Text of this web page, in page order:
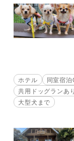
ホテル 同室宿泊
共用ドッグランあり
大型犬まで